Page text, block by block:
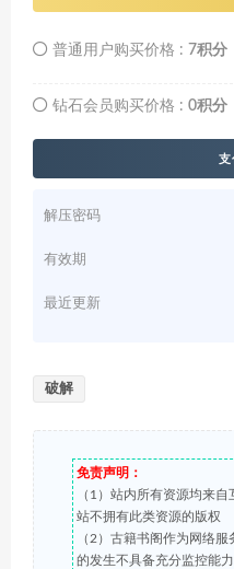
普通用户购买价格 : 7积分
钻石会员购买价格 : 0积分
支
解压密码
有效期
最近更新
破解
免责声明：
（1）站内所有资源均来
站不拥有此类资源的版权
（2）古籍书阁作为网络
的发生不具备充分监控能